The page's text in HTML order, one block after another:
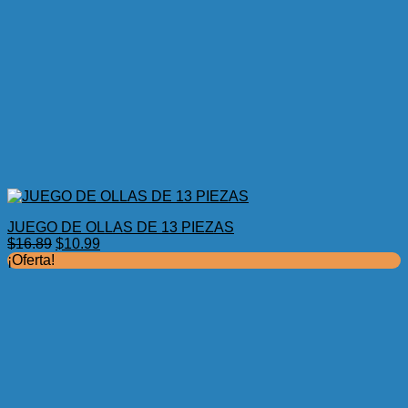
JUEGO DE OLLAS DE 13 PIEZAS
$16.89 El
$10.99
¡Oferta!